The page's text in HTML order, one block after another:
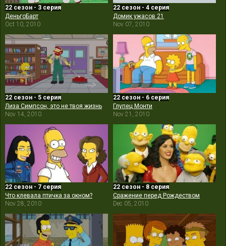
22 сезон - 3 серия
ДеньгоБарт
Oct 10, 2010
22 сезон - 4 серия
Домик ужасов 21
Nov 07, 2010
22 сезон - 5 серия
Лиза Симпсон, это не твоя жизнь
Nov 14, 2010
22 сезон - 6 серия
Глупец Монти
Nov 21, 2010
22 сезон - 7 серия
Что клевала птичка за окном?
Nov 28, 2010
22 сезон - 8 серия
Сражение перед Рождеством
Dec 05, 2010